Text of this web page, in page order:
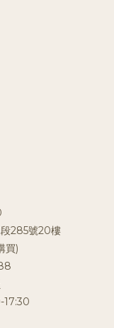
285號20樓
買)
17:30